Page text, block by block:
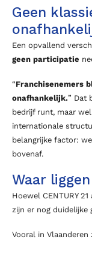
Geen
Een opvallend
geen participatie
“Franchisenemers
onafhankelijk.” Dat
bedrijf runt, maar
internationale
belangrijke factor:
bovenaf.
Waar
Hoewel CENTURY 21
zijn er nog duidelijke
Vooral in